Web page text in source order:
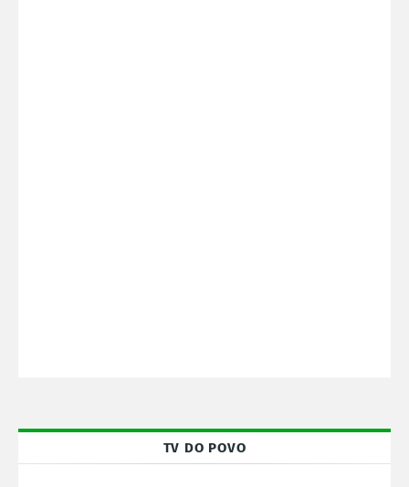
TV DO POVO